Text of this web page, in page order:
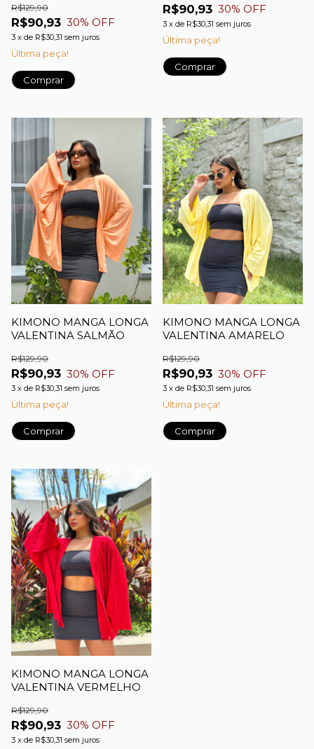
R$90,93
R$129,90
30% OFF
3 x de R$30,31 sem juros
Última peça!
Comprar
R$90,93 30% OFF
3 x de R$30,31 sem juros
Última peça!
Comprar
KIMONO MANGA LONGA
VALENTINA SALMÃO
R$90,93
R$129,90
30% OFF
3 x de R$30,31 sem juros
Última peça!
Comprar
KIMONO MANGA LONGA
VALENTINA AMARELO
R$90,93
R$129,90
30% OFF
3 x de R$30,31 sem juros
Última peça!
Comprar
KIMONO MANGA LONGA
VALENTINA VERMELHO
R$90,93
R$129,90
30% OFF
3 x de R$30,31 sem juros